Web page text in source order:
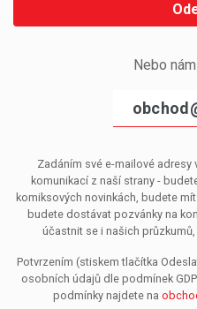
Nebo
Zadáním své e-mailové
komunikací z naší strany -
komiksových novinkách, budete
budete dostávat pozvánky na
účastnit se i našich
Potvrzením (stiskem tlačítka
osobních údajů dle podmínek
podmínky najdete na